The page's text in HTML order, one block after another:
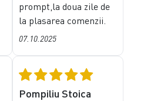
prompt,la doua zile de
la plasarea comenzii.
07.10.2025
Pompiliu Stoica